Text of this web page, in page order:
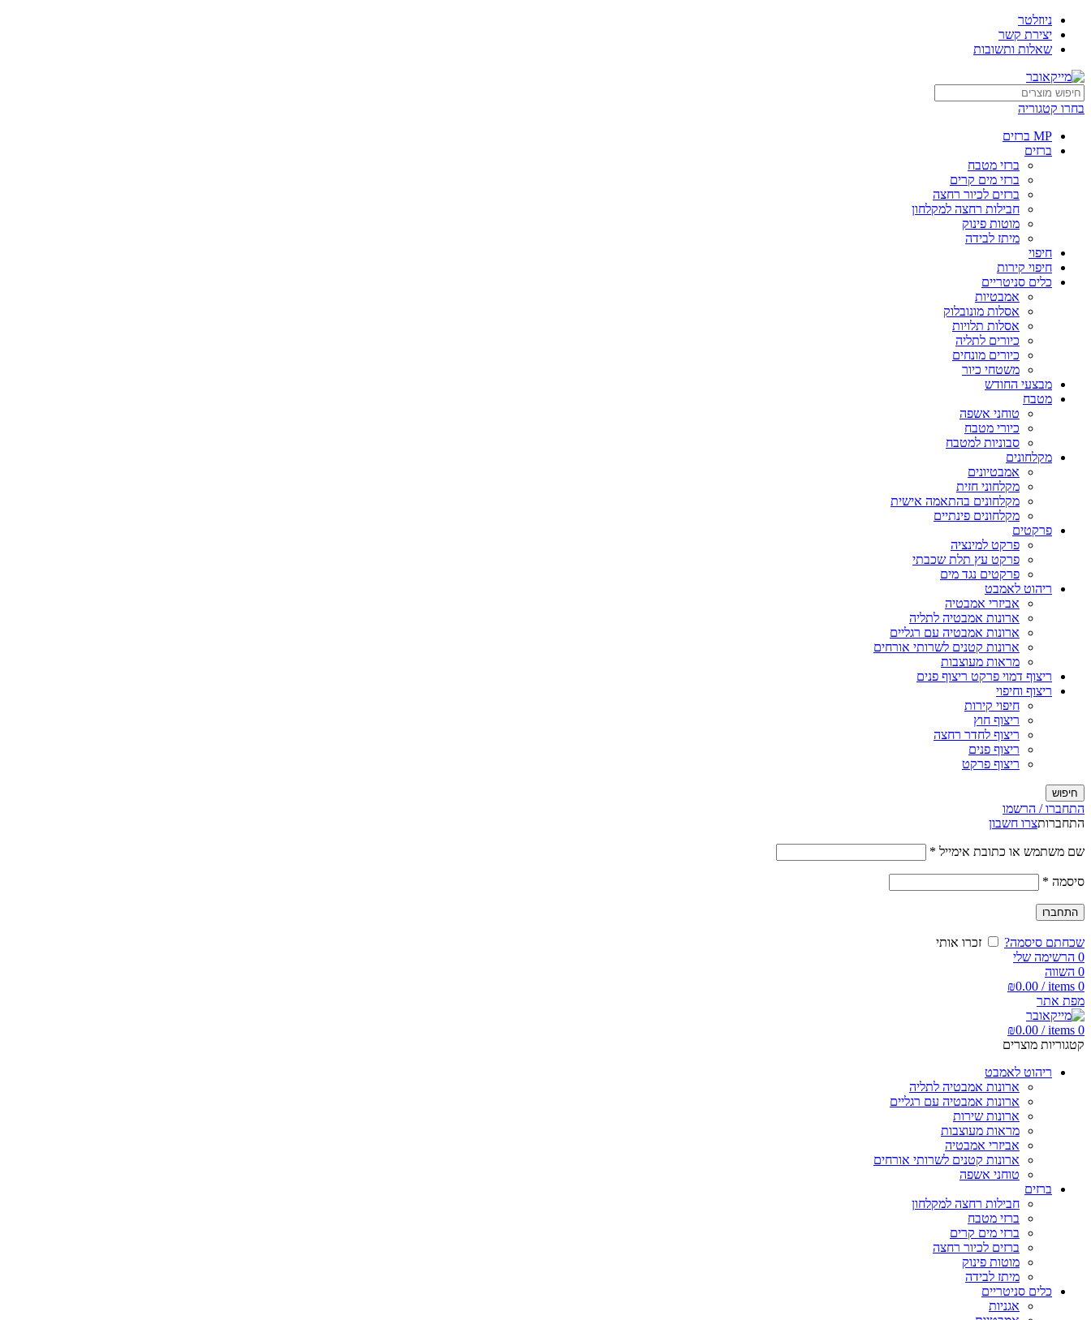
ניוזלטר
יצירת קשר
שאלות ותשובות
בחרו קטגוריה
MP ברזים
ברזים
ברזי מטבח
ברזי מים קרים
ברזים לכיור רחצה
חבילות רחצה למקלחון
מוטות פינוק
מיתז לבידה
חיפוי
חיפוי קירות
כלים סניטריים
אמבטיות
אסלות מונובלוק
אסלות תלויות
כיורים לתליה
כיורים מונחים
משטחי כיור
מבצעי החודש
מטבח
טוחני אשפה
כיורי מטבח
סבוניות למטבח
מקלחונים
אמבטיונים
מקלחוני חזית
מקלחונים בהתאמה אישית
מקלחונים פינתיים
פרקטים
פרקט למינציה
פרקט עץ תלת שכבתי
פרקטים נגד מים
ריהוט לאמבט
אביזרי אמבטיה
ארונות אמבטיה לתליה
ארונות אמבטיה עם רגליים
ארונות קטנים לשרותי אורחים
מראות מעוצבות
ריצוף דמוי פרקט ריצוף פנים
ריצוף וחיפוי
חיפוי קירות
ריצוף חוץ
ריצוף לחדר רחצה
ריצוף פנים
ריצוף פרקט
חיפוש
התחברו / הרשמו
התחברותצרו חשבון
שם משתמש או כתובת אימייל *
סיסמה *
התחברו
שכחתם סיסמה?
זכרו אותי
0 הרשימה שלי
0 השווה
0
items
/
₪0.00
מפת אתר
0
items
/
₪0.00
קטגוריות מוצרים
ריהוט לאמבט
ארונות אמבטיה לתליה
ארונות אמבטיה עם רגליים
ארונות שירות
מראות מעוצבות
אביזרי אמבטיה
ארונות קטנים לשרותי אורחים
טוחני אשפה
ברזים
חבילות רחצה למקלחון
ברזי מטבח
ברזי מים קרים
ברזים לכיור רחצה
מוטות פינוק
מיתז לבידה
כלים סניטריים
אגניות